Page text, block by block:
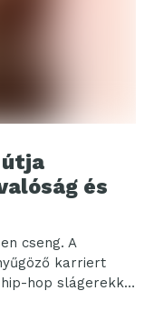
útja
és
cseng. A
karriert
hop slágerekkel